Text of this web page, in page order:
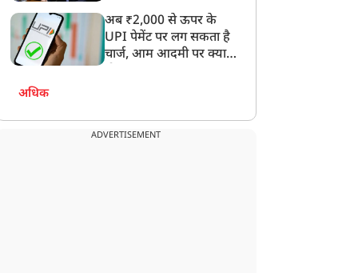
अब ₹2,000 से ऊपर के
UPI पेमेंट पर लग सकता है
चार्ज, आम आदमी पर क्या
अधिक
ADVERTISEMENT